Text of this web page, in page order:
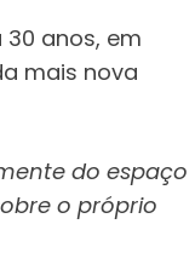
anos, em
mais nova
do espaço
o próprio